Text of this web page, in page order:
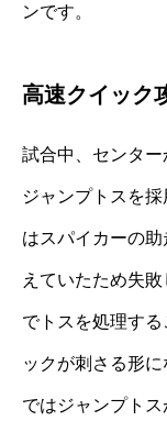
ンです。
高速クイック
試合中、センタ
ジャンプトスを
はスパイカーの
えていたため失
でトスを処理す
ックが刺さる形
ではジャンプトス